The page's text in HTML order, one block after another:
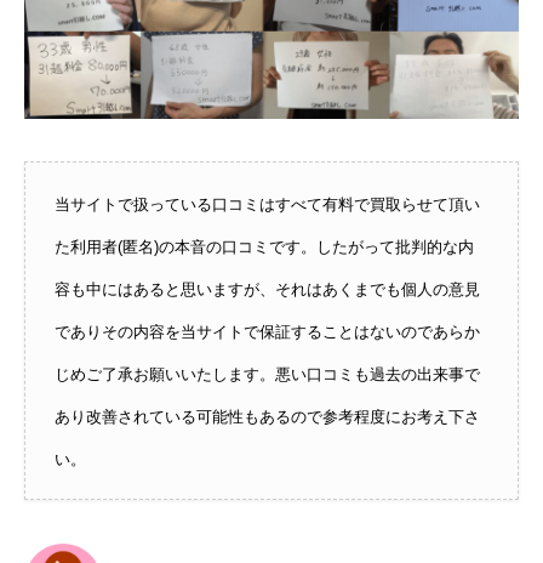
当サイトで扱っている口コミはすべて有料で買取らせて頂い
た利用者(匿名)の本音の口コミです。したがって批判的な内
容も中にはあると思いますが、それはあくまでも個人の意見
でありその内容を当サイトで保証することはないのであらか
じめご了承お願いいたします。悪い口コミも過去の出来事で
あり改善されている可能性もあるので参考程度にお考え下さ
い。